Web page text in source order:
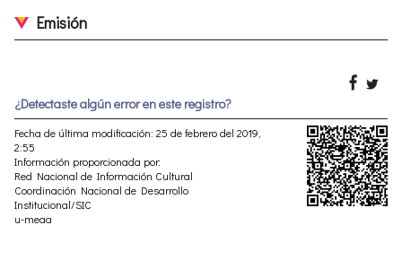
Emisión
¿Detectaste algún error en este registro?
Fecha de última modificación: 25 de febrero del 2019,
2:55
Información proporcionada por:
Red Nacional de Información Cultural
Coordinación Nacional de Desarrollo
Institucional/SIC
u-meaa